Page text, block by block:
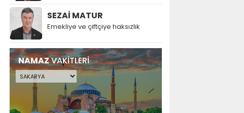
SEZAİ MATUR
Emekliye ve çiftçiye haksızlık
NAMAZVAKİTLERİ